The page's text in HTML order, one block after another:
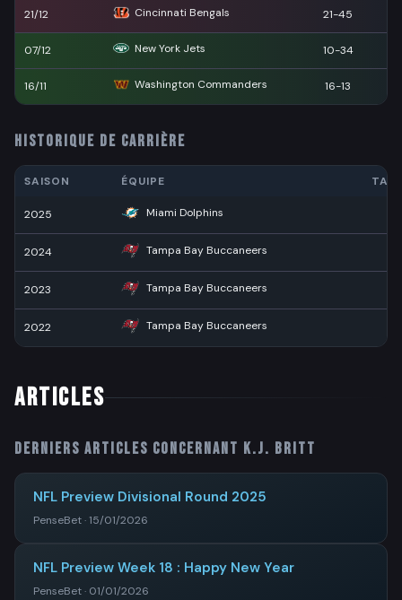
21/12 Cincinnati Bengals 21-45
07/12 New York Jets 10-34
16/11 Washington Commanders 16-13
HISTORIQUE DE CARRIÈRE
SAISON ÉQUIPE
2025 Miami Dolphins
2024 Tampa Bay Buccaneers
2023 Tampa Bay Buccaneers
2022 Tampa Bay Buccaneers
ARTICLES
Derniers articles concernant K.J. Britt
NFL Preview Divisional Round 2025
PenseBet · 15/01/2026
NFL Preview Week 18 : Happy New Year
PenseBet · 01/01/2026